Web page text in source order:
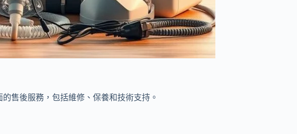
售後服務，包括維修、保養和技術支持。